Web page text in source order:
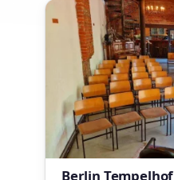
Berlin Tempelhof